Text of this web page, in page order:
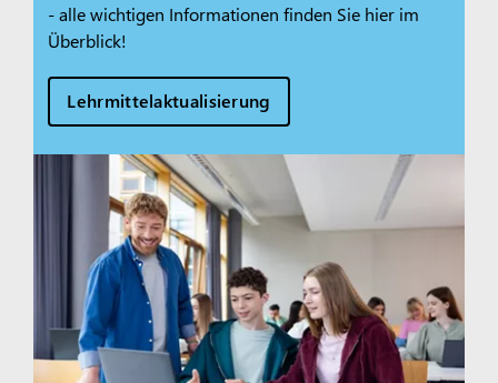
- alle wichtigen Informationen finden Sie hier im
Überblick!
Lehrmittelaktualisierung